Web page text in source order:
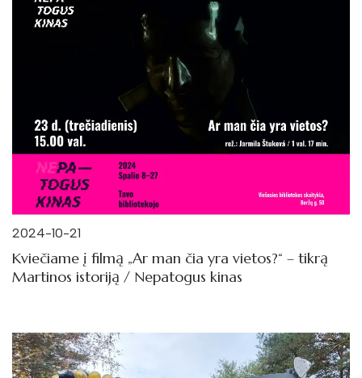
2024-10-21
Kviečiame į filmą „Ar man čia yra vietos?“ – tikrą
Martinos istoriją / Nepatogus kinas